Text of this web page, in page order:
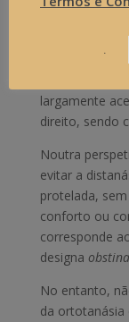
No caso da
processo
para adiá-lo.
largamente
direito, sendo
Noutra
evitar a
protelada,
conforto ou
corresponde
designa
No entanto,
da ortotanásia